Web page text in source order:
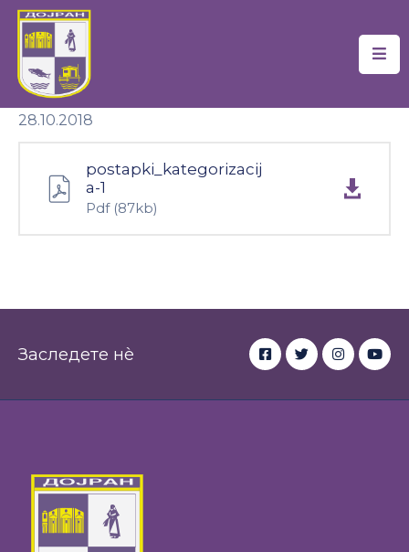
Почетна
Локална
Новости
Услуги
Финансии
28.10.2018
postapki_kategorizacij
a-1
Pdf (87kb)
Заследете нè